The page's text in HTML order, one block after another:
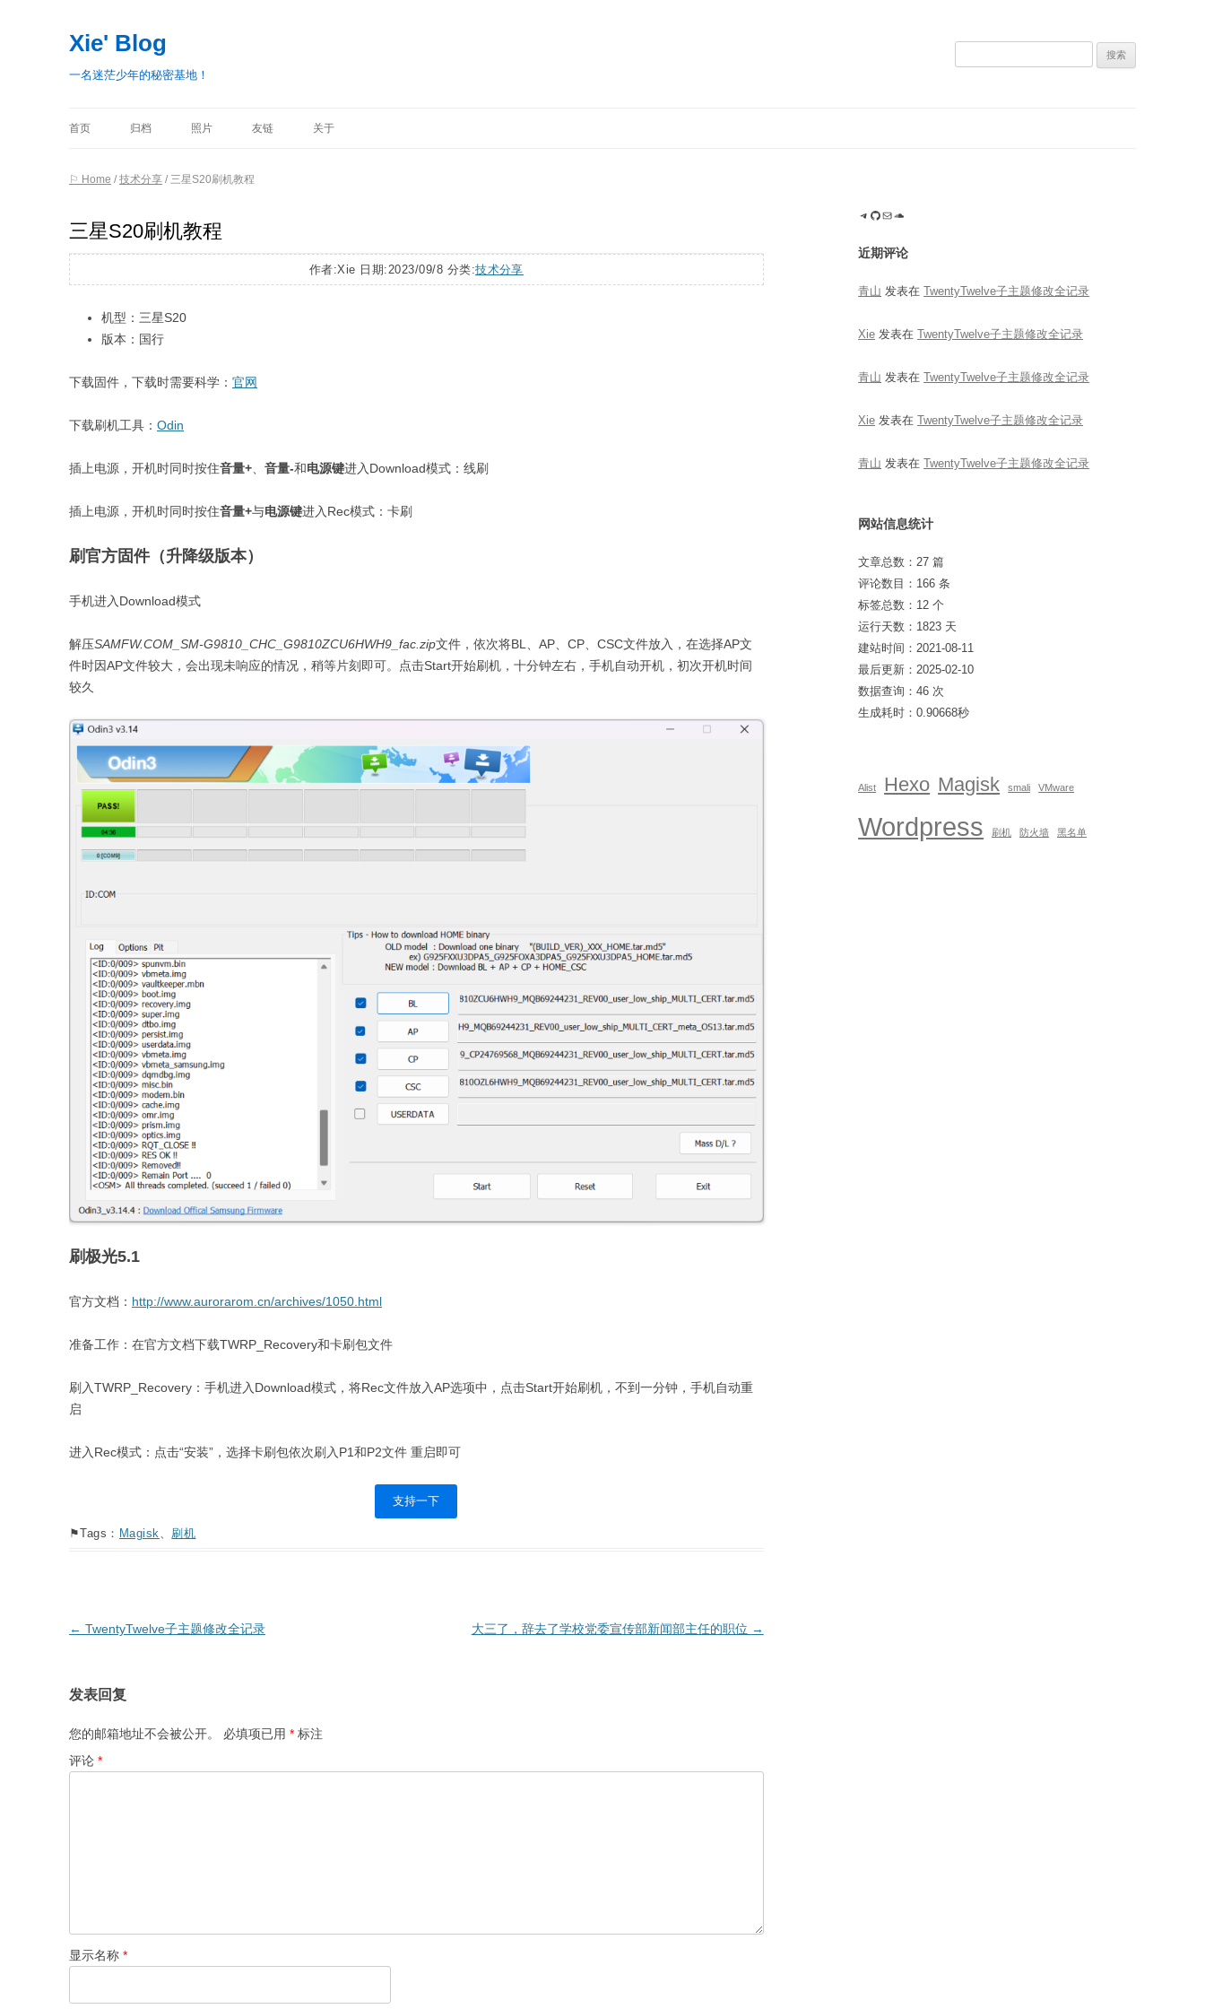
Xie' Blog
一名迷茫少年的秘密基地！
搜
首页 归档 照片 友链 关于
⚐ Home / 技术分享 / 三星S20刷机教程
三星S20刷机教程
作者:Xie 日期:2023/09/8 分类:技术分享
机型：三星S20
版本：国行
下载固件，下载时需要科学： 官网
下载刷机工具： Odin
插上电源，开机时同时按住音量+ 音量-和电源键进入Download模式：线刷
插上电源，开机时同时按住音量+与电源键进入Rec模式：卡刷
刷官方固件（升降级版本）
手机进入Download模式
解压SAMFW.COM_SM-G9810_CHC_G9810ZCU6HWH9_fac.zip文件，依次将BL、AP、CP、CSC文件放入，在选择AP文
件时因AP文件较大，会出现未响应的情况，稍等片刻即可。点击Start开始刷机，十分钟左右，手机自动开机，初次开机时间
较久
刷极光5.1
官方文档： http://www.aurorarom.cn/archives/1050.html
准备工作：在官方文档下载TWRP_Recovery和卡刷包文件
刷入TWRP_Recovery：手机进入Download模式，将Rec文件放入AP选项中，点击Start开始刷机，不到一分钟，手机自动重
启
进入Rec模式：点击“安装”，选择卡刷包依次刷入P1和P2文件 重启即可
支持一下
⚑Tags： Magisk、 刷机
文
航
← TwentyTwelve子主题修改全记录 大三了，辞去了学校党委宣传部新闻部主任的职位 →
发表回复
您的邮箱地址不会被公开。 必填项已用 * 标注
评论 *
显示名称 *
Telegram GitHub 电子邮件SoundCloud
近期评论
青山 发表在TwentyTwelve子主题修改全记录
Xie 发表在TwentyTwelve子主题修改全记录
青山 发表在TwentyTwelve子主题修改全记录
Xie 发表在TwentyTwelve子主题修改全记录
青山 发表在TwentyTwelve子主题修改全记录
网站信息统计
文章总数：27 篇
评论数目：166 条
标签总数：12 个
运行天数：1823 天
建站时间：2021-08-11
最后更新：2025-02-10
数据查询：46 次
生成耗时：0.90668秒
Alist Hexo Magisk smali VMware
Wordpress 刷机 防火墙 黑名单